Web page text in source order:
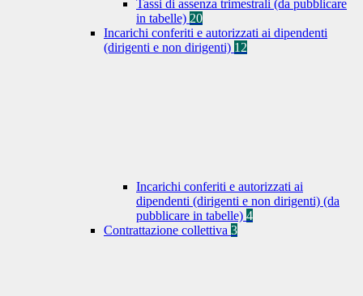
Tassi di assenza trimestrali (da pubblicare
in tabelle) 20
Incarichi conferiti e autorizzati ai dipendenti
(dirigenti e non dirigenti) 12
Incarichi conferiti e autorizzati ai
dipendenti (dirigenti e non dirigenti) (da
pubblicare in tabelle) 4
Contrattazione collettiva 3